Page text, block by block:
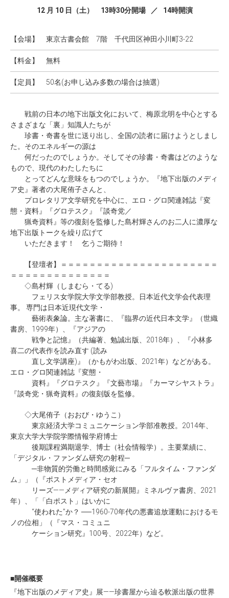
12 月 10 日（土） 13時30分開場 ／ 14時開演
【会場】 東京古書会館 7階 千代田区神田小川町3-22
【料金】 無料
【定員】 50名(お申し込み多数の場合は抽選)
戦前の日本の地下出版文化において、梅原北明を中心とする
さまざまな「裏」知識人たちが
珍書・奇書を世に送り出し、全国の読者に届けようとしまし
た。そのエネルギーの源は
何だったのでしょうか。そしてその珍書・奇書はどのような
もので、現代のわたしたちに
とってどんな意味をもつのでしょうか。『地下出版のメディ
ア史』著者の大尾侑子さんと、
プロレタリア文学研究を中心に、エロ・グロ関連雑誌『変
態・資料』『グロテスク』『談奇党／
猟奇資料』等の復刻を監修した島村輝さんのお二人に濃厚な
地下出版トークを繰り広げて
いただきます！ 乞うご期待！
【登壇者】＝＝＝＝＝＝＝＝＝＝＝＝＝＝＝＝＝＝＝＝＝＝
＝＝＝＝＝＝＝＝＝＝＝＝＝＝
◇島村輝（しまむら・てる)
フェリス女学院大学文学部教授。日本近代文学会代表理
事。 専門は日本近現代文学・
藝術表象論。主な著書に、『臨界の近代日本文学』（世織
書房、1999年）、『アジアの
戦争と記憶』（共編著、勉誠出版、2018年）、『小林多
喜二の代表作を読み直す (読み
直し文学講座)』（かもがわ出版、2021年）などがある。
エロ・グロ関連雑誌『変態・
資料』『グロテスク』『文藝市場』『カーマシヤストラ』
『談奇党・猟奇資料』の復刻版を監修。
◇大尾侑子（おおび・ゆうこ）
東京経済大学コミュニケーション学部准教授。2014年、
東京大学大学院学際情報学府博士
後期課程満期退学、博士（社会情報学）。主要業績に、
「デジタル・ファンダム研究の射程─
─非物質的労働と時間感覚にみる「フルタイム・ファンダ
ム」」（『ポストメディア・セオ
リーズ――メディア研究の新展開』ミネルヴァ書房、2021
年）、「「白ポスト」はいかに
“使われた”か？ ──1960-70年代の悪書追放運動におけるモ
ノの位相」（『マス・コミュニ
ケーション研究』100号、2022年）など。
■開催概要
『地下出版のメディア史』展——珍書屋から辿る軟派出版の世界